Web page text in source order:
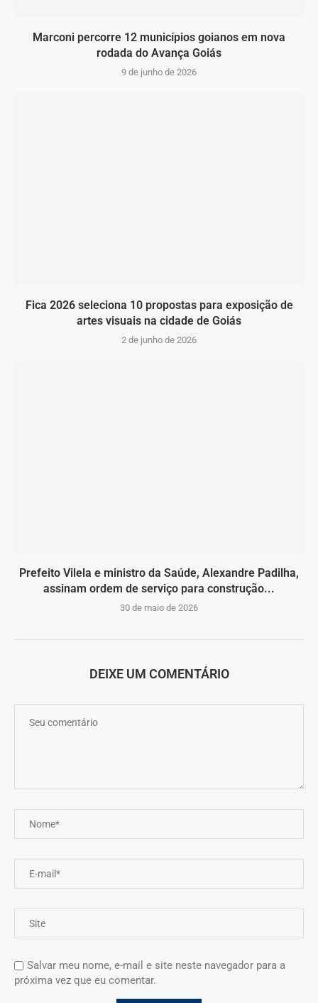
Marconi percorre 12 municípios goianos em nova
rodada do Avança Goiás
9 de junho de 2026
Fica 2026 seleciona 10 propostas para exposição de
artes visuais na cidade de Goiás
2 de junho de 2026
Prefeito Vilela e ministro da Saúde, Alexandre Padilha,
assinam ordem de serviço para construção...
30 de maio de 2026
DEIXE UM COMENTÁRIO
Salvar meu nome, e-mail e site neste navegador para a
próxima vez que eu comentar.